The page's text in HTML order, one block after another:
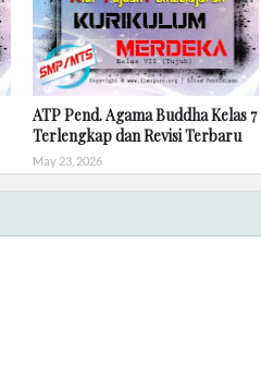
ATP Pend. Agama Buddha Kelas 7
Terlengkap dan Revisi Terbaru
May 23, 2026